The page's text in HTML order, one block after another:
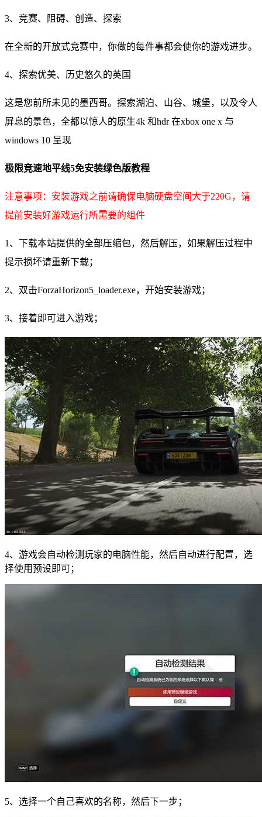
3、竞赛、阻碍、创造、探索
在全新的开放式竞赛中，你做的每件事都会使你的游戏进步。
4、探索优美、历史悠久的英国
这是您前所未见的墨西哥。探索湖泊、山谷、城堡，以及令人
屏息的景色，全都以惊人的原生4k 和hdr 在xbox one x 与
windows 10 呈现
极限竞速地平线5免安装绿色版教程
注意事项：安装游戏之前请确保电脑硬盘空间大于220G，请
提前安装好游戏运行所需要的组件
1、下载本站提供的全部压缩包，然后解压，如果解压过程中
提示损坏请重新下载；
2、双击ForzaHorizon5_loader.exe，开始安装游戏；
3、接着即可进入游戏；
4、游戏会自动检测玩家的电脑性能，然后自动进行配置，选
择使用预设即可；
5、选择一个自己喜欢的名称，然后下一步；